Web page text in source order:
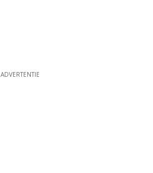
ADVERTENTIE